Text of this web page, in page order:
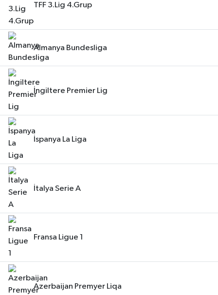
TFF 3.Lig 4.Grup
Almanya Bundesliga
İngiltere Premier Lig
İspanya La Liga
İtalya Serie A
Fransa Ligue 1
Azerbaijan Premyer Liqa